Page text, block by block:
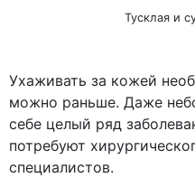
Тусклая и
Ухаживать за кожей
можно раньше. Даже
себе целый ряд
потребуют
специалистов.